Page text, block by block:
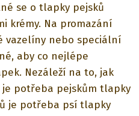
se o tlapky pejsků
krémy. Na promazání
vazelíny nebo speciální
aby co nejlépe
Nezáleží na to, jak
je potřeba pejskům tlapky
je potřeba psí tlapky